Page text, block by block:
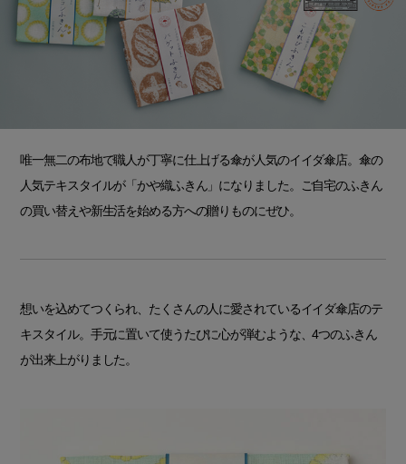
唯一無二の布地で職人が丁寧に仕上げる傘が人気のイイダ傘店。傘の
人気テキスタイルが「かや織ふきん」になりました。ご自宅のふきん
の買い替えや新生活を始める方への贈りものにぜひ。
想いを込めてつくられ、たくさんの人に愛されているイイダ傘店のテ
キスタイル。手元に置いて使うたびに心が弾むような、4つのふきん
が出来上がりました。